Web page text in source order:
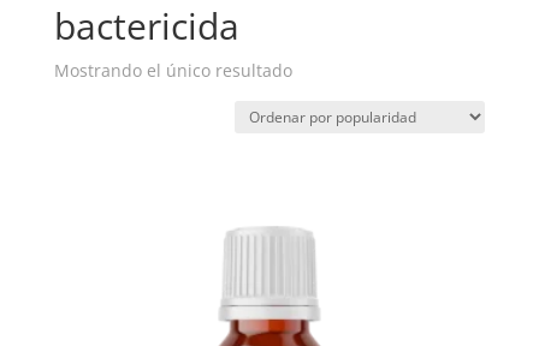
bactericida
Mostrando el único resultado